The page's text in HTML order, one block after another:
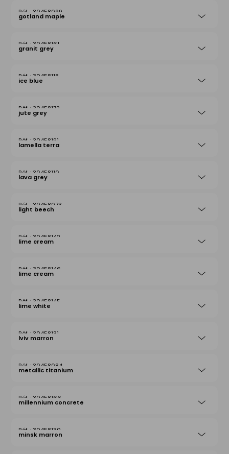
30458099
gotland maple
30458161
granit grey
30458118
ice blue
30458172
jute grey
30458191
lamella terra
30458110
lava grey
30458073
light beech
30458142
lime cream
30458146
lime cream
30458145
lime white
30458131
lviv marron
30458084
metallic titanium
30458166
millennium concrete
30458130
minsk marron